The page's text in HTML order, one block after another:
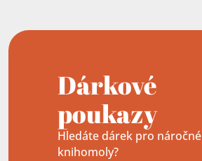
Dárkové
poukazy
Hledáte dárek pro náročné
knihomoly?